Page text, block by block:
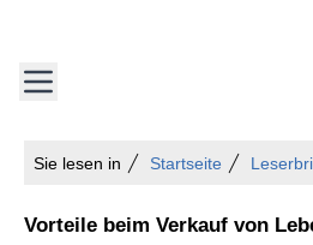
Sie lesen in Startseite
Vorteile beim Verkauf von